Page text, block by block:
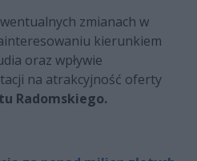
zmianach w
kierunkiem
oraz wpływie
na atrakcyjność oferty
Radomskiego.